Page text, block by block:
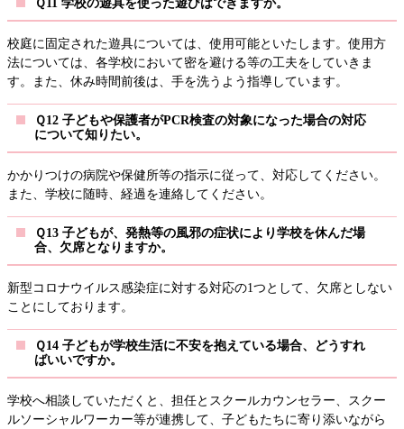
Ｑ11 学校の遊具を使った遊びはできますか。
校庭に固定された遊具については、使用可能といたします。使用方
法については、各学校において密を避ける等の工夫をしていきま
す。また、休み時間前後は、手を洗うよう指導しています。
Ｑ12 子どもや保護者がPCR検査の対象になった場合の対応
について知りたい。
かかりつけの病院や保健所等の指示に従って、対応してください。
また、学校に随時、経過を連絡してください。
Ｑ13 子どもが、発熱等の風邪の症状により学校を休んだ場
合、欠席となりますか。
新型コロナウイルス感染症に対する対応の1つとして、欠席としない
ことにしております。
Ｑ14 子どもが学校生活に不安を抱えている場合、どうすれ
ばいいですか。
学校へ相談していただくと、担任とスクールカウンセラー、スクー
ルソーシャルワーカー等が連携して、子どもたちに寄り添いながら